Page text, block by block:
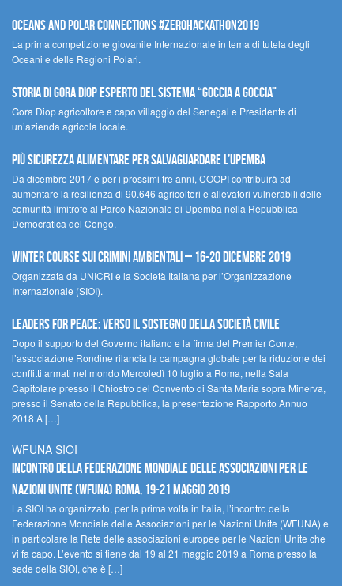
Oceans and Polar Connections #ZEROHackathon2019
La prima competizione giovanile Internazionale in tema di tutela degli
Oceani e delle Regioni Polari.
STORIA DI GORA DIOP ESPERTO DEL SISTEMA “GOCCIA A GOCCIA”
Gora Diop agricoltore e capo villaggio del Senegal e Presidente di
un’azienda agricola locale.
Più sicurezza alimentare per salvaguardare l’Upemba
Da dicembre 2017 e per i prossimi tre anni, COOPI contribuirà ad
aumentare la resilienza di 90.646 agricoltori e allevatori vulnerabili delle
comunità limitrofe al Parco Nazionale di Upemba nella Repubblica
Democratica del Congo.
Winter Course sui Crimini Ambientali – 16-20 Dicembre 2019
Organizzata da UNICRI e la Società Italiana per l’Organizzazione
Internazionale (SIOI).
Leaders for peace: verso il sostegno della società civile
Dopo il supporto del Governo italiano e la firma del Premier Conte,
l’associazione Rondine rilancia la campagna globale per la riduzione dei
conflitti armati nel mondo Mercoledì 10 luglio a Roma, nella Sala
Capitolare presso il Chiostro del Convento di Santa Maria sopra Minerva,
presso il Senato della Repubblica, la presentazione Rapporto Annuo
2018 A […]
WFUNA SIOI
Incontro della Federazione Mondiale delle Associazioni per le
Nazioni Unite (WFUNA) Roma, 19-21 maggio 2019
La SIOI ha organizzato, per la prima volta in Italia, l’incontro della
Federazione Mondiale delle Associazioni per le Nazioni Unite (WFUNA) e
in particolare la Rete delle associazioni europee per le Nazioni Unite che
vi fa capo. L’evento si tiene dal 19 al 21 maggio 2019 a Roma presso la
sede della SIOI, che è […]